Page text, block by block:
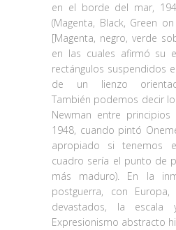
en el borde del mar,
(Magenta, Black, Green on
[Magenta, negro, verde
en las cuales afirmó su
rectángulos suspendidos
de un lienzo
También podemos decir
Newman entre
1948, cuando pintó
apropiado si tenemos
cuadro sería el punto de
más maduro). En la
postguerra, con
devastados, la
Expresionismo abstracto